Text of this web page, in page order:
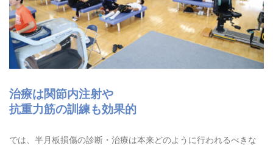
治療は関節内注射や
抗重力筋の訓練も効果的
では、半月板損傷の診断・治療は本来どのように行われるべきな